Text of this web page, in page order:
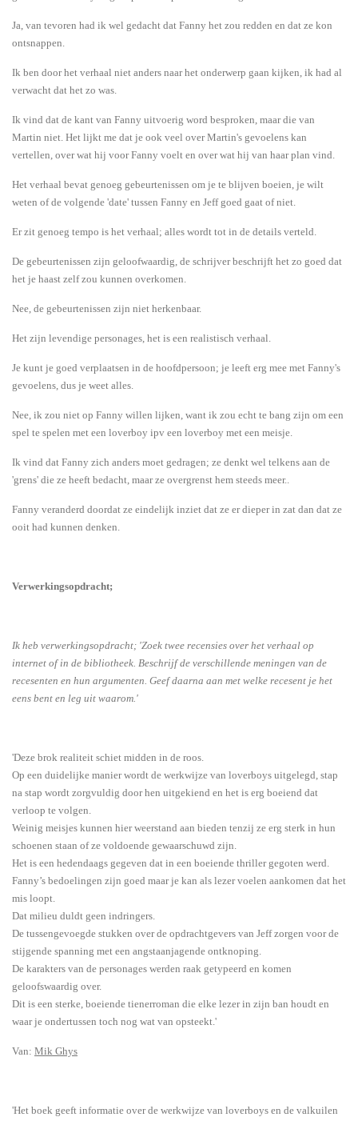
Ja, van tevoren had ik wel gedacht dat Fanny het zou redden en dat ze kon
ontsnappen.
Ik ben door het verhaal niet anders naar het onderwerp gaan kijken, ik had al
verwacht dat het zo was.
Ik vind dat de kant van Fanny uitvoerig word besproken, maar die van
Martin niet. Het lijkt me dat je ook veel over Martin's gevoelens kan
vertellen, over wat hij voor Fanny voelt en over wat hij van haar plan vind.
Het verhaal bevat genoeg gebeurtenissen om je te blijven boeien, je wilt
weten of de volgende 'date' tussen Fanny en Jeff goed gaat of niet.
Er zit genoeg tempo is het verhaal; alles wordt tot in de details verteld.
De gebeurtenissen zijn geloofwaardig, de schrijver beschrijft het zo goed dat
het je haast zelf zou kunnen overkomen.
Nee, de gebeurtenissen zijn niet herkenbaar.
Het zijn levendige personages, het is een realistisch verhaal.
Je kunt je goed verplaatsen in de hoofdpersoon; je leeft erg mee met Fanny's
gevoelens, dus je weet alles.
Nee, ik zou niet op Fanny willen lijken, want ik zou echt te bang zijn om een
spel te spelen met een loverboy ipv een loverboy met een meisje.
Ik vind dat Fanny zich anders moet gedragen; ze denkt wel telkens aan de
'grens' die ze heeft bedacht, maar ze overgrenst hem steeds meer..
Fanny veranderd doordat ze eindelijk inziet dat ze er dieper in zat dan dat ze
ooit had kunnen denken.
Verwerkingsopdracht;
Ik heb verwerkingsopdracht; 'Zoek twee recensies over het verhaal op
internet of in de bibliotheek. Beschrijf de verschillende meningen van de
recesenten en hun argumenten. Geef daarna aan met welke recesent je het
eens bent en leg uit waarom.'
'Deze brok realiteit schiet midden in de roos.
Op een duidelijke manier wordt de werkwijze van loverboys uitgelegd, stap
na stap wordt zorgvuldig door hen uitgekiend en het is erg boeiend dat
verloop te volgen.
Weinig meisjes kunnen hier weerstand aan bieden tenzij ze erg sterk in hun
schoenen staan of ze voldoende gewaarschuwd zijn.
Het is een hedendaags gegeven dat in een boeiende thriller gegoten werd.
Fanny’s bedoelingen zijn goed maar je kan als lezer voelen aankomen dat het
mis loopt.
Dat milieu duldt geen indringers.
De tussengevoegde stukken over de opdrachtgevers van Jeff zorgen voor de
stijgende spanning met een angstaanjagende ontknoping.
De karakters van de personages werden raak getypeerd en komen
geloofswaardig over.
Dit is een sterke, boeiende tienerroman die elke lezer in zijn ban houdt en
waar je ondertussen toch nog wat van opsteekt.'
Van: Mik Ghys
'Het boek geeft informatie over de werkwijze van loverboys en de valkuilen